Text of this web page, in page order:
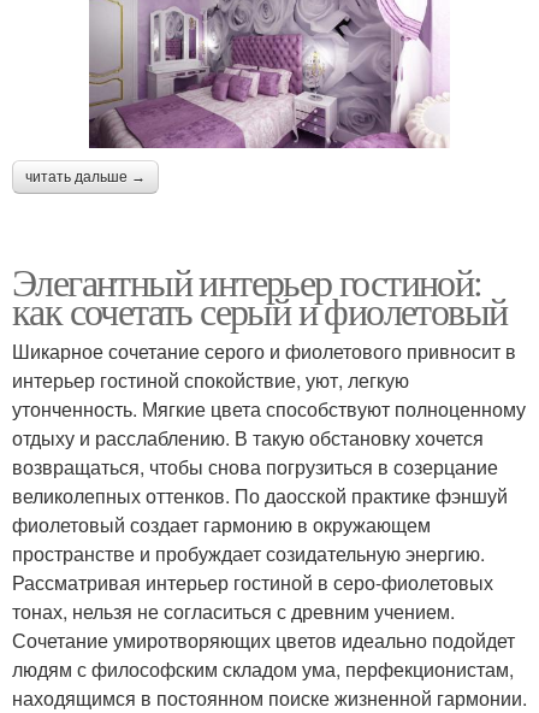
читать дальше →
Элегантный интерьер гостиной:
как сочетать серый и фиолетовый
Шикарное сочетание серого и фиолетового привносит в
интерьер гостиной спокойствие, уют, легкую
утонченность. Мягкие цвета способствуют полноценному
отдыху и расслаблению. В такую обстановку хочется
возвращаться, чтобы снова погрузиться в созерцание
великолепных оттенков. По даосской практике фэншуй
фиолетовый создает гармонию в окружающем
пространстве и пробуждает созидательную энергию.
Рассматривая интерьер гостиной в серо-фиолетовых
тонах, нельзя не согласиться с древним учением.
Сочетание умиротворяющих цветов идеально подойдет
людям с философским складом ума, перфекционистам,
находящимся в постоянном поиске жизненной гармонии.